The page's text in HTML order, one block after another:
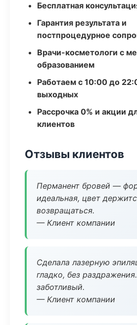
Бесплатная
Гарантия результата и
постпроцедурное
Врачи-косметологи с
образованием
Работаем с 10:00 до
выходных
Рассрочка 0% и акции
клиентов
Отзывы клиентов
Перманент бровей —
идеальная, цвет
возвращаться.
— Клиент компании
Сделала лазерную
гладко, без
заботливый.
— Клиент компании